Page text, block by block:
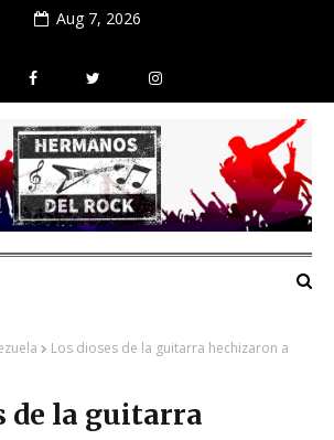
Aug 7, 2026
Los dioses de la guitarra hechizaron a
de la guitarra